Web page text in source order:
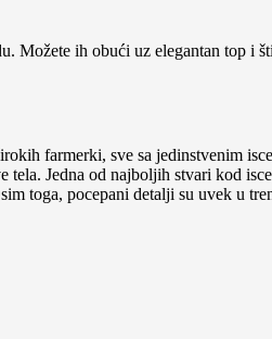
Možete ih obući uz elegantan top i
farmerki, sve sa jedinstvenim
Jedna od najboljih stvari kod
toga, pocepani detalji su uvek u